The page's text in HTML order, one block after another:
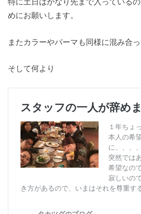
めにお願いします。
またカラーやパーマも同様に混み合っ
そして何より